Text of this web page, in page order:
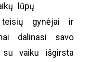
lūpų
teisių gynėjai ir
dalinasi savo
su vaiku išgirsta